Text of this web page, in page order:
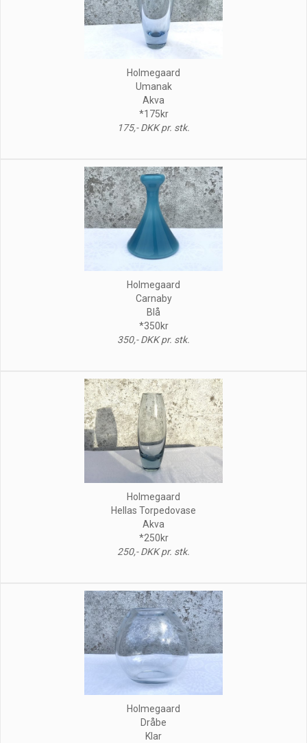
Holmegaard
Umanak
Akva
*175kr
175,- DKK pr. stk.
Holmegaard
Carnaby
Blå
*350kr
350,- DKK pr. stk.
Holmegaard
Hellas Torpedovase
Akva
*250kr
250,- DKK pr. stk.
Holmegaard
Dråbe
Klar